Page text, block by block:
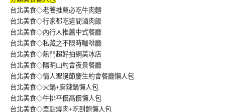
台北美食◇老饕推薦必吃牛肉麵
台北美食◇行家都吃這間滷肉飯
台北美食◇內行人推薦中式餐廳
台北美食◇私藏之不限時咖啡廳
台北美食◇熱門超好拍網美冰店
台北美食◇陽明山約會夜景餐廳
台北美食◇情人聖誕節慶生約會餐廳懶人包
台北美食◇火鍋+麻辣鍋懶人包
台北美食◇牛排平價高價懶人包
台北美食◇單點燒肉+吃到飽懶人包